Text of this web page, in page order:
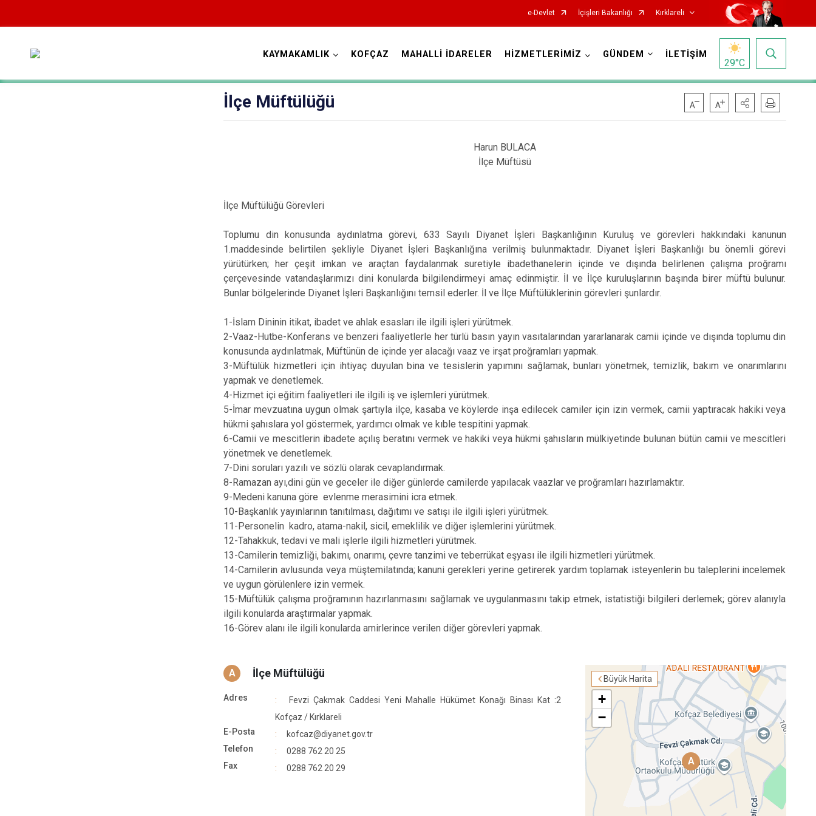
e-Devlet İçişleri Bakanlığı Kırklareli
Kofçaz
Lüleburgaz
Pehlivanköy
Pınarhisar
KAYMAKAMLIK KOFÇAZ MAHALLİ İDARELER HİZMETLERİMİZ GÜNDEM İLETİŞİM
29°C
İlçe Müftülüğü
Harun BULACA
İlçe Müftüsü
İlçe Müftülüğü Görevleri
Toplumu din konusunda aydınlatma görevi, 633 Sayılı Diyanet İşleri Başkanlığının Kuruluş ve görevleri hakkındaki kanunun
1.maddesinde belirtilen şekliyle Diyanet İşleri Başkanlığına verilmiş bulunmaktadır. Diyanet İşleri Başkanlığı bu önemli görevi
yürütürken; her çeşit imkan ve araçtan faydalanmak suretiyle ibadethanelerin içinde ve dışında belirlenen çalışma proğramı
çerçevesinde vatandaşlarımızı dini konularda bilgilendirmeyi amaç edinmiştir. İl ve İlçe kuruluşlarının başında birer müftü bulunur.
Bunlar bölgelerinde Diyanet İşleri Başkanlığını temsil ederler. İl ve İlçe Müftülüklerinin görevleri şunlardır.
1-İslam Dininin itikat, ibadet ve ahlak esasları ile ilgili işleri yürütmek.
2-Vaaz-Hutbe-Konferans ve benzeri faaliyetlerle her türlü basın yayın vasıtalarından yararlanarak camii içinde ve dışında toplumu din
konusunda aydınlatmak, Müftünün de içinde yer alacağı vaaz ve irşat proğramları yapmak.
3-Müftülük hizmetleri için ihtiyaç duyulan bina ve tesislerin yapımını sağlamak, bunları yönetmek, temizlik, bakım ve onarımlarını
yapmak ve denetlemek.
4-Hizmet içi eğitim faaliyetleri ile ilgili iş ve işlemleri yürütmek.
5-İmar mevzuatına uygun olmak şartıyla ilçe, kasaba ve köylerde inşa edilecek camiler için izin vermek, camii yaptıracak hakiki veya
hükmi şahıslara yol göstermek, yardımcı olmak ve kıble tespitini yapmak.
6-Camii ve mescitlerin ibadete açılış beratını vermek ve hakiki veya hükmi şahısların mülkiyetinde bulunan bütün camii ve mescitleri
yönetmek ve denetlemek.
7-Dini soruları yazılı ve sözlü olarak cevaplandırmak.
8-Ramazan ayı,dini gün ve geceler ile diğer günlerde camilerde yapılacak vaazlar ve proğramları hazırlamaktır.
9-Medeni kanuna göre evlenme merasimini icra etmek.
10-Başkanlık yayınlarının tanıtılması, dağıtımı ve satışı ile ilgili işleri yürütmek.
11-Personelin kadro, atama-nakil, sicil, emeklilik ve diğer işlemlerini yürütmek.
12-Tahakkuk, tedavi ve mali işlerle ilgili hizmetleri yürütmek.
13-Camilerin temizliği, bakımı, onarımı, çevre tanzimi ve teberrükat eşyası ile ilgili hizmetleri yürütmek.
14-Camilerin avlusunda veya müştemilatında; kanuni gerekleri yerine getirerek yardım toplamak isteyenlerin bu taleplerini incelemek
ve uygun görülenlere izin vermek.
15-Müftülük çalışma proğramının hazırlanmasını sağlamak ve uygulanmasını takip etmek, istatistiği bilgileri derlemek; görev alanıyla
ilgili konularda araştırmalar yapmak.
16-Görev alanı ile ilgili konularda amirlerince verilen diğer görevleri yapmak.
Büyük Harita
A
+
−
A İlçe Müftülüğü
Adres
Fevzi Çakmak Caddesi Yeni Mahalle Hükümet Konağı Binası Kat :2
Kofçaz / Kırklareli
E-Posta
kofcaz@diyanet.gov.tr
Telefon
0288 762 20 25
Fax
0288 762 20 29